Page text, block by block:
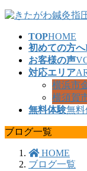
コ
プ
ナ
動
TOPHOME
初めての方へ
お客様の声
対応エリア
横浜市
横須賀
無料体験無料
ブログ一覧
HOME
ブログ一覧